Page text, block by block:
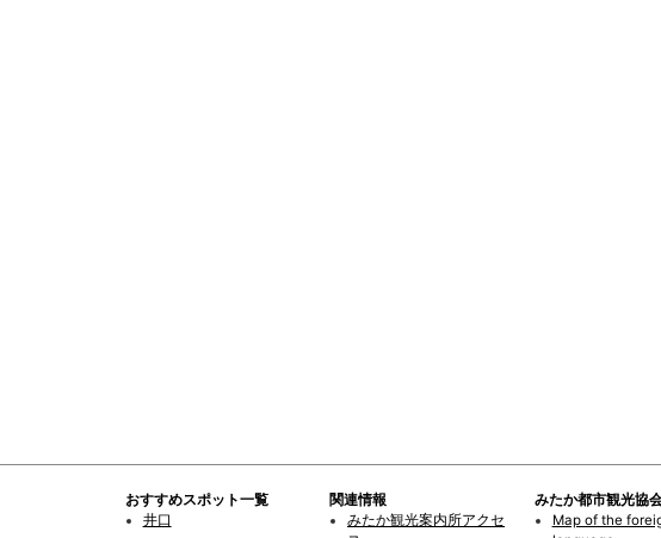
おすすめスポット一覧
井口
関連情報
みたか観光案内所アクセ
みたか都市観光協
Map of the